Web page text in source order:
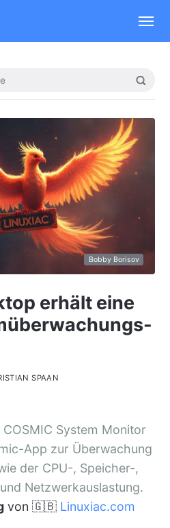
Bobby Borisov
erhält eine
SPAAN
System Monitor
App zur Überwachung
der CPU-, Speicher-,
Netzwerkauslastung.
von 🇬🇧 Linuxiac.com